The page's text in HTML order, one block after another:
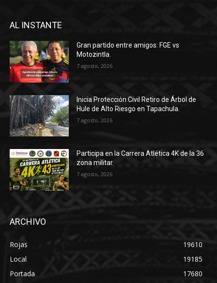
AL INSTANTE
Gran partido entre amigos: FGE vs
Motozintla.
7 agosto, 2026
Inicia Protección Civil Retiro de Árbol de
Hule de Alto Riesgo en Tapachula.
7 agosto, 2026
Participa en la Carrera Atlética 4K de la 36
zona militar.
7 agosto, 2026
ARCHIVO
Rojas
19610
Local
19185
Portada
17680